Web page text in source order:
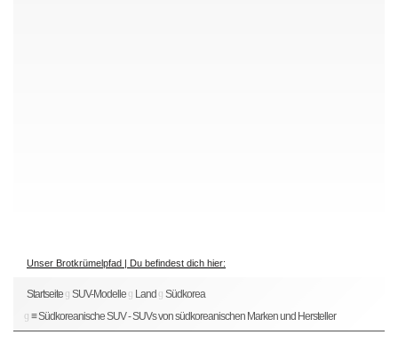
Unser Brotkrümelpfad | Du befindest dich hier:
Startseite SUV-Modelle Land
Südkorea
≡ Südkoreanische SUV - SUVs von südkoreanischen Marken und Hersteller